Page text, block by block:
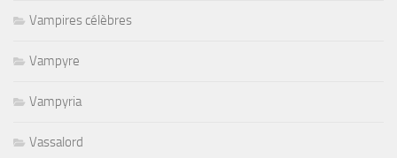
Vampires célèbres
Vampyre
Vampyria
Vassalord